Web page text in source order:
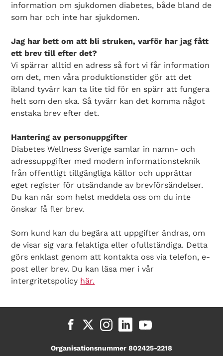
information om sjukdomen diabetes, både bland de
som har och inte har sjukdomen.
Jag har bett om att bli struken, varför har jag fått
ett brev till efter det?
Vi spärrar alltid en adress så fort vi får information
om det, men våra produktionstider gör att det
ibland tyvärr kan ta lite tid för en spärr att fungera
helt som den ska. Så tyvärr kan det komma något
enstaka brev efter det.
Hantering av personuppgifter
Diabetes Wellness Sverige samlar in namn- och
adressuppgifter med modern informationsteknik
från offentligt tillgängliga källor och upprättar
eget register för utsändande av brevförsändelser.
Du kan när som helst meddela oss om du inte
önskar få fler brev.
Som kund kan du begära att uppgifter ändras, om
de visar sig vara felaktiga eller ofullständiga. Detta
görs enklast genom att kontakta oss via telefon, e-
post eller brev. Du kan läsa mer i vår
intergritetspolicy här.
Organisationsnummer 802425-2218